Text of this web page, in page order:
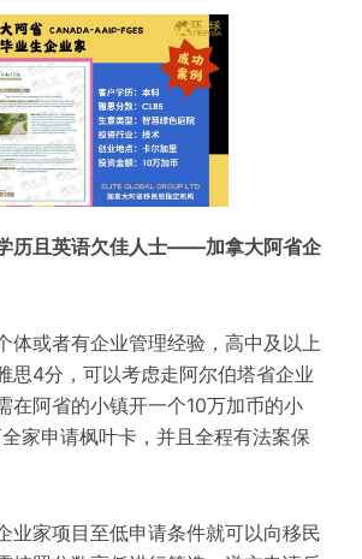
历且英语欠佳人士——加拿大阿省企
体或者有企业管理经验，高中及以上
思4分，可以考虑走阿尔伯塔省企业
在阿省的小镇开一个10万加币的小
家申请枫叶卡，并且全程有法案保
业家项目至低申请条件就可以向移民